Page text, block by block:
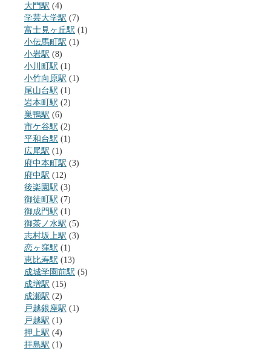
大門駅 (4)
学芸大学駅 (7)
富士見ヶ丘駅 (1)
小伝馬町駅 (1)
小岩駅 (8)
小川町駅 (1)
小竹向原駅 (1)
尾山台駅 (1)
岩本町駅 (2)
巣鴨駅 (6)
市ケ谷駅 (2)
平和台駅 (1)
広尾駅 (1)
府中本町駅 (3)
府中駅 (12)
後楽園駅 (3)
御徒町駅 (7)
御成門駅 (1)
御茶ノ水駅 (5)
志村坂上駅 (3)
恋ヶ窪駅 (1)
恵比寿駅 (13)
成城学園前駅 (5)
成増駅 (15)
成瀬駅 (2)
戸越銀座駅 (1)
戸越駅 (1)
押上駅 (4)
拝島駅 (1)